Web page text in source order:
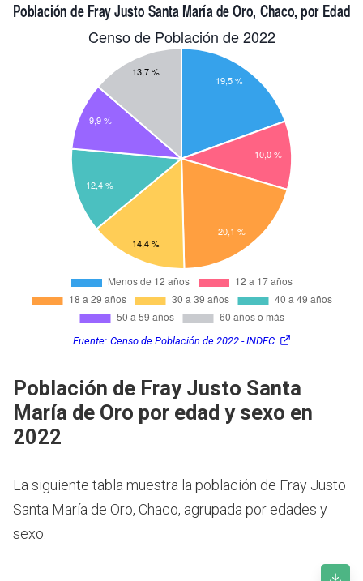
Fuente: Censo de Población de 2022 - INDEC
Población de Fray Justo Santa
María de Oro por edad y sexo en
2022
La siguiente tabla muestra la población de Fray Justo
Santa María de Oro, Chaco, agrupada por edades y
sexo.